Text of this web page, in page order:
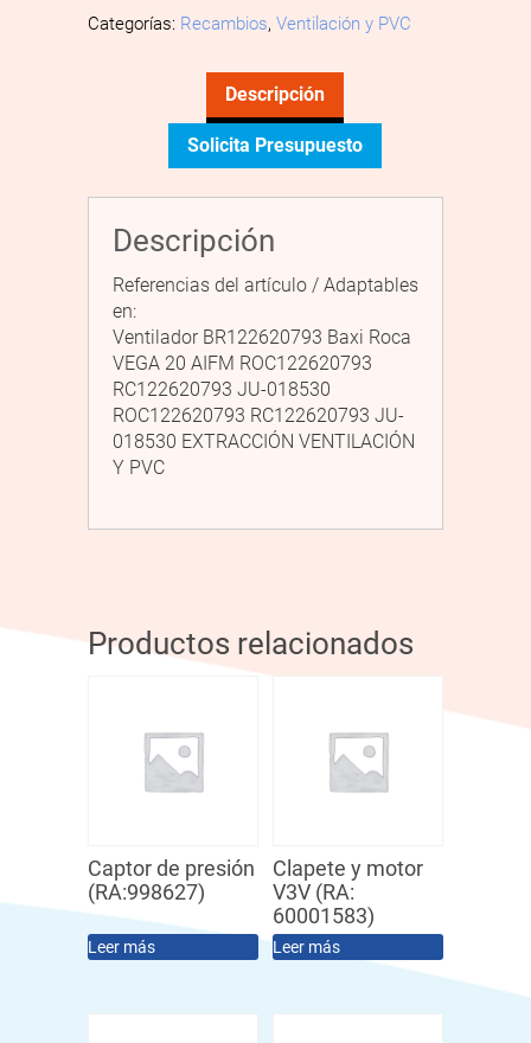
Categorías: Recambios, Ventilación y PVC
Descripción
Solicita Presupuesto
Descripción
Referencias del artículo / Adaptables
en:
Ventilador BR122620793 Baxi Roca
VEGA 20 AIFM ROC122620793
RC122620793 JU-018530
ROC122620793 RC122620793 JU-
018530 EXTRACCIÓN VENTILACIÓN
Y PVC
Productos relacionados
Captor de presión
(RA:998627)
Leer más
Clapete y motor
V3V (RA:
60001583)
Leer más